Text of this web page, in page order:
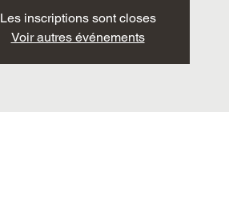
Les inscriptions sont closes
Voir autres événements